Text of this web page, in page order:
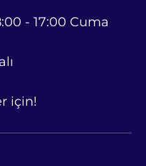
- 17:00 Cuma
için!